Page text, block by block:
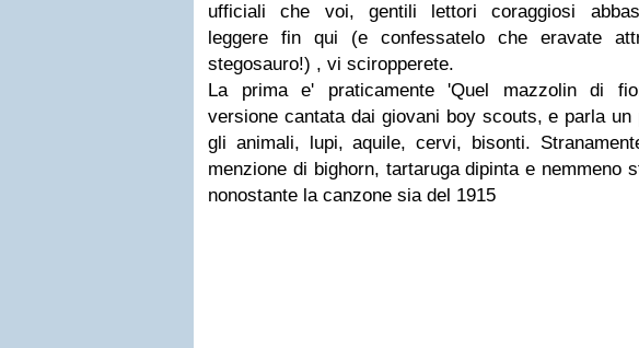
ufficiali che voi, gentili lettori coraggiosi
leggere fin qui (e confessatelo che eravate
stegosauro!) , vi sciropperete.
La prima e' praticamente 'Quel mazzolin di
versione cantata dai giovani boy scouts, e parla un
gli animali, lupi, aquile, cervi, bisonti.
menzione di bighorn, tartaruga dipinta e nemmeno
nonostante la canzone sia del 1915